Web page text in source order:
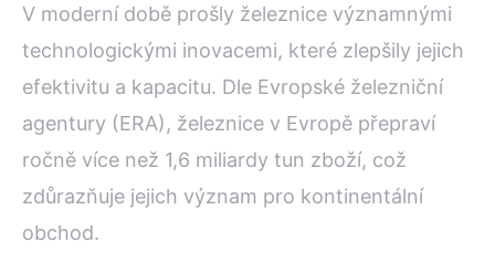
V moderní době prošly železnice významnými
technologickými inovacemi, které zlepšily jejich
efektivitu a kapacitu. Dle Evropské železniční
agentury (ERA), železnice v Evropě přepraví
ročně více než 1,6 miliardy tun zboží, což
zdůrazňuje jejich význam pro kontinentální
obchod.